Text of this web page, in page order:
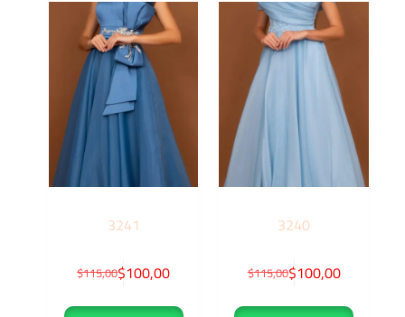
3240
$115,00$100,00
3241
$115,00$100,00